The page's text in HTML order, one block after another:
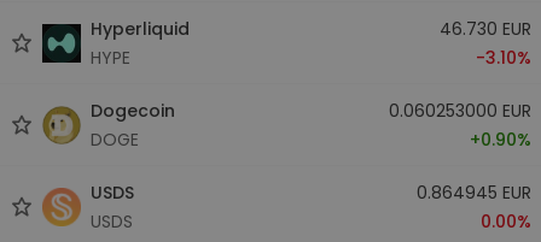
Hyperliquid
HYPE
46.730 EUR
-3.10%
Dogecoin
DOGE
0.060253000 EUR
+0.90%
USDS
USDS
0.864945 EUR
0.00%